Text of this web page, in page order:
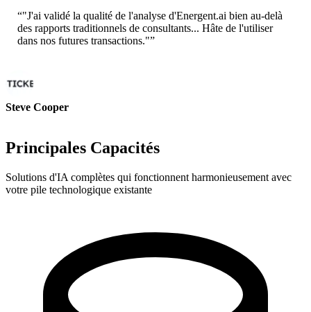
“"J'ai validé la qualité de l'analyse d'Energent.ai bien au-delà
des rapports traditionnels de consultants... Hâte de l'utiliser
dans nos futures transactions."”
Steve Cooper
Principales Capacités
Solutions d'IA complètes qui fonctionnent harmonieusement avec
votre pile technologique existante